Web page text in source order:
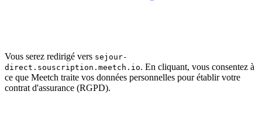
Vous serez redirigé vers sejour-
direct.souscription.meetch.io. En cliquant, vous consentez à
ce que Meetch traite vos données personnelles pour établir votre
contrat d'assurance (RGPD).